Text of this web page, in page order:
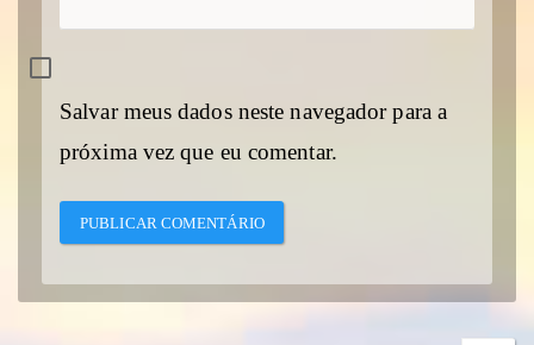
Salvar meus dados neste navegador para a
próxima vez que eu comentar.